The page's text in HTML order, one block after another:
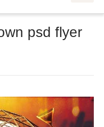
psd flyer